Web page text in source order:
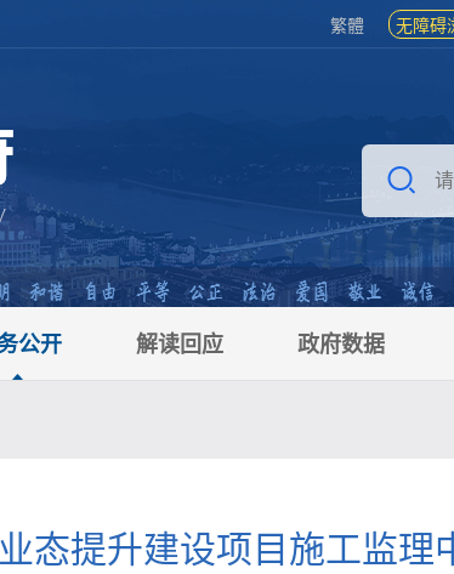
繁體 无障碍
公开 解读回应 政府数据
态提升建设项目施工监理